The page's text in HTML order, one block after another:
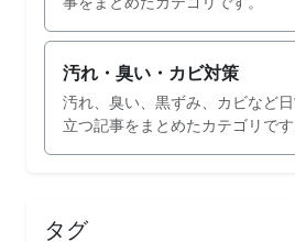
汚れ・臭い・カビ対策
汚れ、臭い、黒ずみ、カビなど
立つ記事をまとめたカテゴリです
タグ